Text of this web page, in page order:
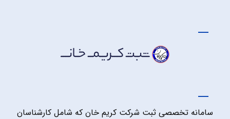
سامانه تخصصی ثبت شرکت کریم خان که شامل کارشناسان